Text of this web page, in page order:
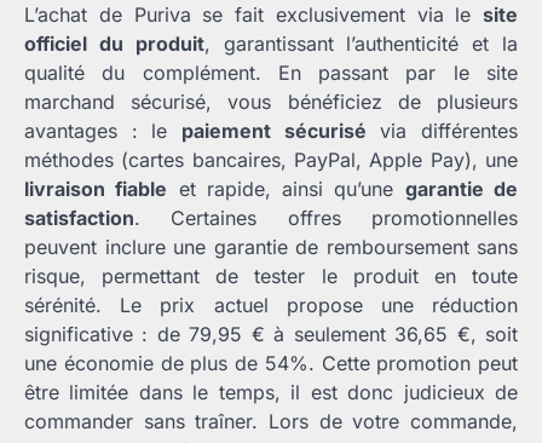
L’achat de Puriva se fait exclusivement via le site
officiel du produit, garantissant l’authenticité et la
qualité du complément. En passant par le site
marchand sécurisé, vous bénéficiez de plusieurs
avantages : le paiement sécurisé via différentes
méthodes (cartes bancaires, PayPal, Apple Pay), une
livraison fiable et rapide, ainsi qu’une garantie de
satisfaction. Certaines offres promotionnelles
peuvent inclure une garantie de remboursement sans
risque, permettant de tester le produit en toute
sérénité. Le prix actuel propose une réduction
significative : de 79,95 € à seulement 36,65 €, soit
une économie de plus de 54%. Cette promotion peut
être limitée dans le temps, il est donc judicieux de
commander sans traîner. Lors de votre commande,